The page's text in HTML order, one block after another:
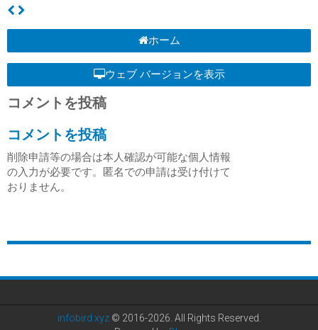
ホーム
ウェブ バージョンを表示
コメントを投稿
コメントを投稿
削除申請等の場合は本人確認が可能な個人情報
の入力が必要です。匿名での申請は受け付けて
おりません。
infobird.xyz© 2016-2026. All Rights Reserved.